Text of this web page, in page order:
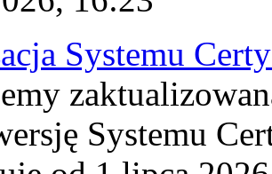
Systemu
Systemu